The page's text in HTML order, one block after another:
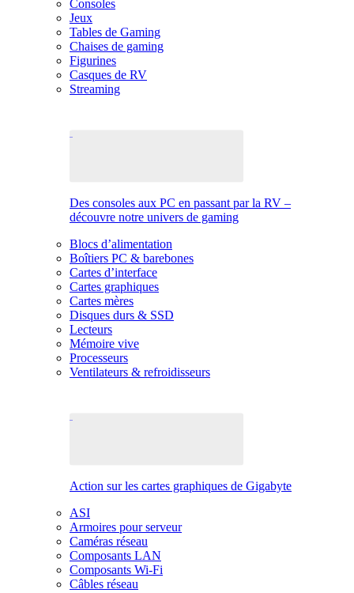
Consoles
Jeux
Tables de Gaming
Chaises de gaming
Figurines
Casques de RV
Streaming
Des consoles aux PC en passant par la RV –
découvre notre univers de gaming
Blocs d’alimentation
Boîtiers PC & barebones
Cartes d’interface
Cartes graphiques
Cartes mères
Disques durs & SSD
Lecteurs
Mémoire vive
Processeurs
Ventilateurs & refroidisseurs
Action sur les cartes graphiques de Gigabyte
ASI
Armoires pour serveur
Caméras réseau
Composants LAN
Composants Wi-Fi
Câbles réseau